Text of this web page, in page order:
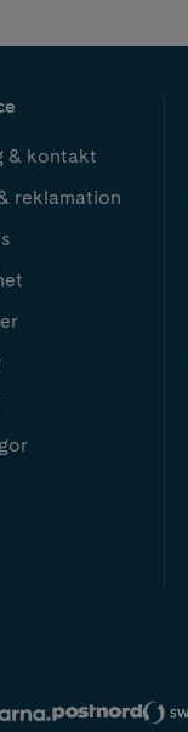
& kontakt
reklamation